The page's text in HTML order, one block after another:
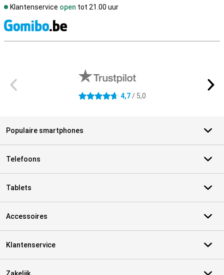
Klantenservice open tot 21.00 uur
4.7 sterren 4,7/ 5,0
Populaire smartphones
Telefoons
Tablets
Accessoires
Klantenservice